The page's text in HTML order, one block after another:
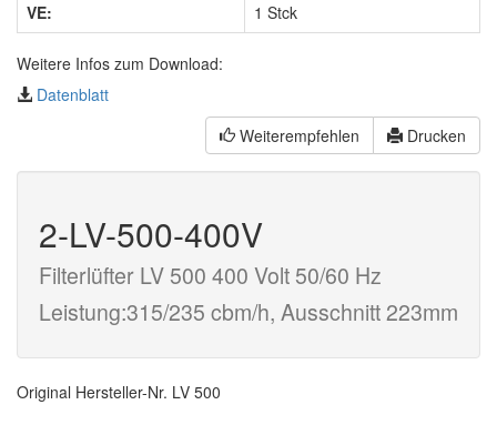
VE:
1 Stck
Weitere Infos zum Download:
Datenblatt
Weiterempfehlen
Drucken
2-LV-500-400V
Filterlüfter LV 500 400 Volt 50/60 Hz
Leistung:315/235 cbm/h, Ausschnitt 223mm
Original Hersteller-Nr. LV 500